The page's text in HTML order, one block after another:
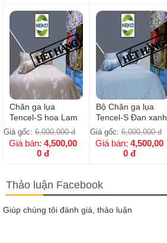
Chăn ga lụa
Tencel-S hoa Lam
Mộc
Giá gốc: 6,000,000 đ
Giá bán:4,500,00
0 đ
Bộ Chăn ga lụa
Tencel-S Đan xanh
Giá gốc: 6,000,000 đ
Giá bán:4,500,00
0 đ
Thảo luận Facebook
Giúp chúng tôi đánh giá, thảo luận